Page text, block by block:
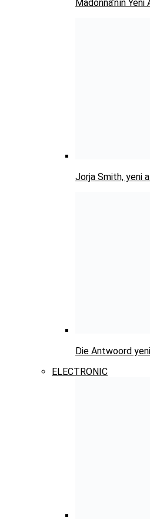
Madonna’nın
Jorja Smith, yeni
Die Antwoord
ELECTRONIC